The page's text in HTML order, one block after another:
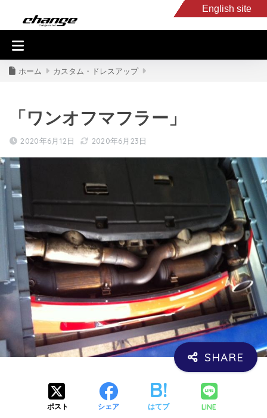
English site
入庫車情報
ホーム カスタム・ドレスアップ
「ワンオフマフラー」
2020年6月12日 2020年6月23日
ポスト シェア はてブ LINE